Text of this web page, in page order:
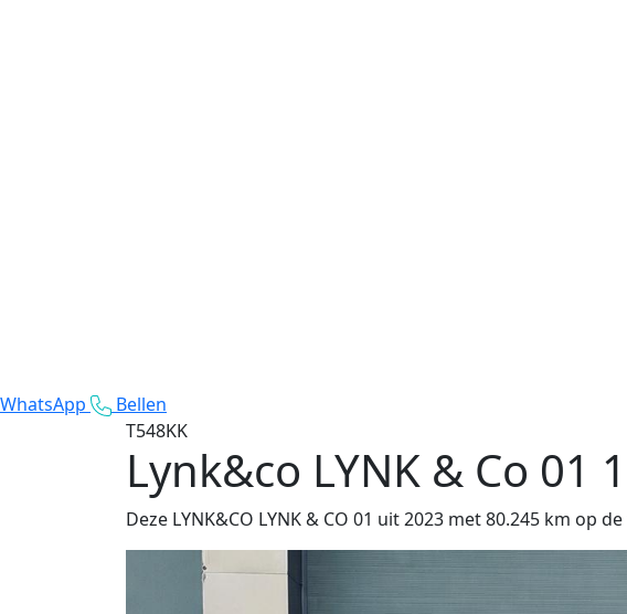
WhatsApp
Bellen
T548KK
Lynk&co LYNK & Co 01
Deze LYNK&CO LYNK & CO 01 uit 2023 met 80.245 km op